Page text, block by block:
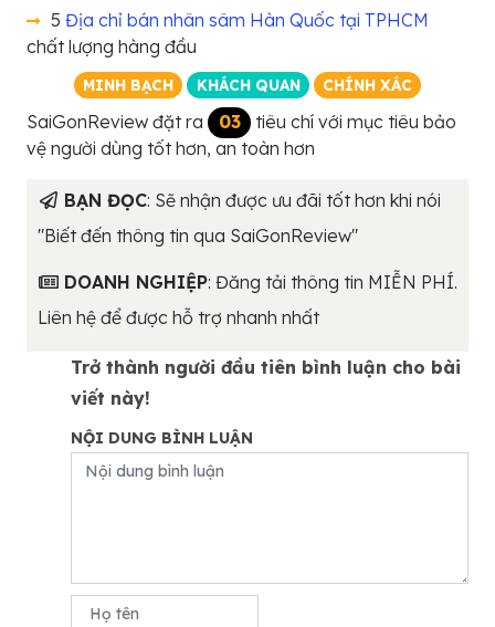
5 Địa chỉ bán nhân sâm Hàn Quốc tại TPHCM
chất lượng hàng đầu
MINH BẠCH KHÁCH QUAN CHÍNH XÁC
SaiGonReview đặt ra 03
tiêu chí với mục tiêu bảo
vệ người dùng tốt hơn, an toàn hơn
BẠN ĐỌC: Sẽ nhận được ưu đãi tốt hơn khi nói
"Biết đến thông tin qua SaiGonReview"
DOANH NGHIỆP: Đăng tải thông tin MIỄN PHÍ.
Liên hệ để được hỗ trợ nhanh nhất
Trở thành người đầu tiên bình luận cho bài
viết này!
NỘI DUNG BÌNH LUẬN